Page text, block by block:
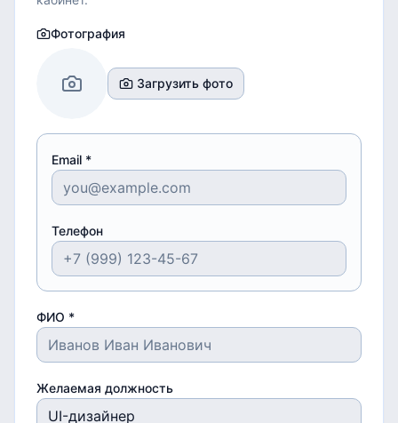
Фотография
Загрузить фото
Email *
Телефон
ФИО *
Желаемая должность